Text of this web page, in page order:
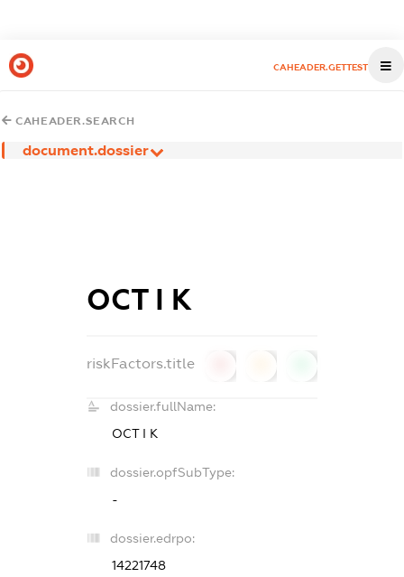
CAHEADER.GETTEST
CAHEADER.SEARCH
document.dossier
ОСТ І К
riskFactors.title
dossier.fullName:
ОСТ І К
dossier.opfSubType:
-
dossier.edrpo:
14221748